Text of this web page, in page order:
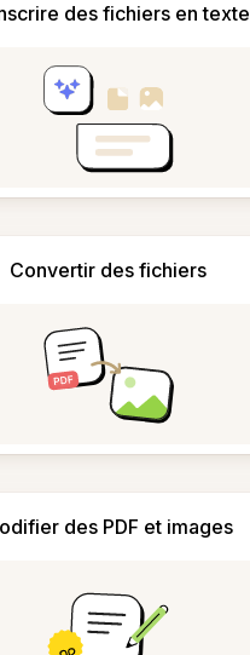
des fichiers en texte
Convertir des fichiers
des PDF et images